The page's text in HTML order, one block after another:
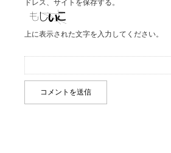
ドレス、サイトを保存する。
上に表示された文字を入力してください。